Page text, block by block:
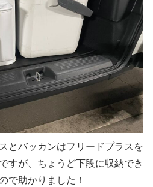
とバッカンはフリードプラスを
すが、ちょうど下段に収納でき
で助かりました！